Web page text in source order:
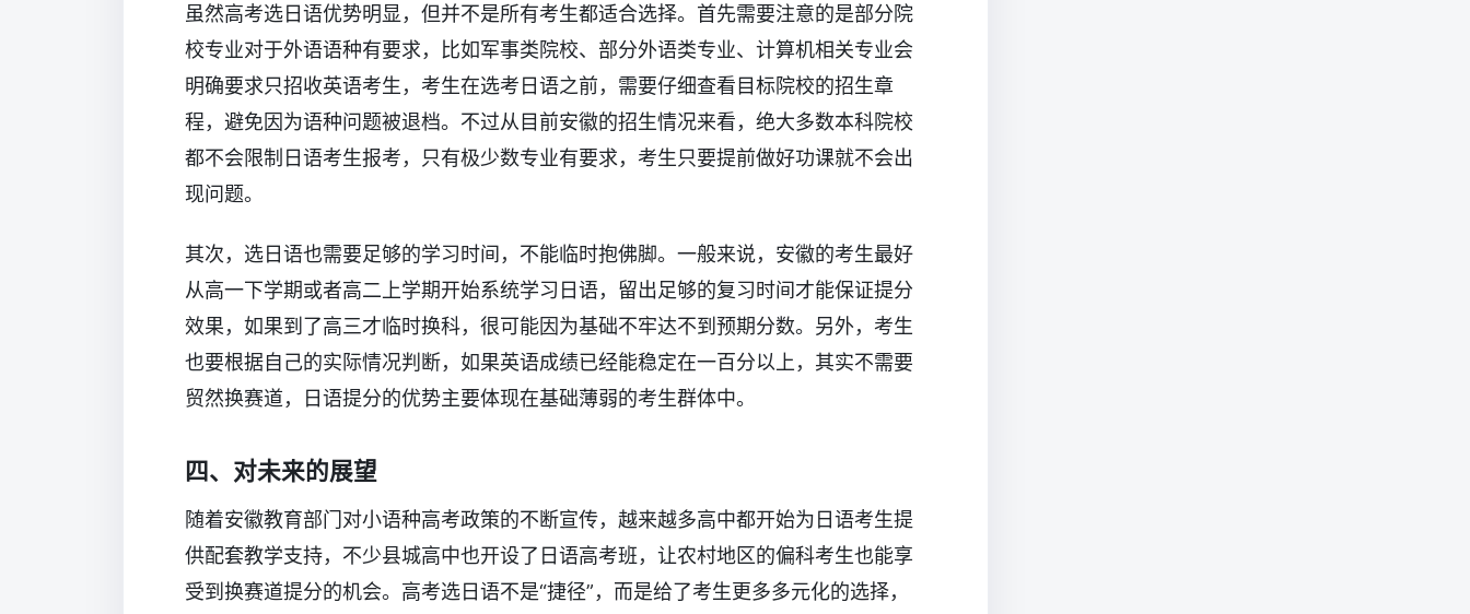
虽然高考选日语优势明显，但并不是所有考生都适合选择。首先需要注意的是部分院
校专业对于外语语种有要求，比如军事类院校、部分外语类专业、计算机相关专业会
明确要求只招收英语考生，考生在选考日语之前，需要仔细查看目标院校的招生章
程，避免因为语种问题被退档。不过从目前安徽的招生情况来看，绝大多数本科院校
都不会限制日语考生报考，只有极少数专业有要求，考生只要提前做好功课就不会出
现问题。
其次，选日语也需要足够的学习时间，不能临时抱佛脚。一般来说，安徽的考生最好
从高一下学期或者高二上学期开始系统学习日语，留出足够的复习时间才能保证提分
效果，如果到了高三才临时换科，很可能因为基础不牢达不到预期分数。另外，考生
也要根据自己的实际情况判断，如果英语成绩已经能稳定在一百分以上，其实不需要
贸然换赛道，日语提分的优势主要体现在基础薄弱的考生群体中。
四、对未来的展望
随着安徽教育部门对小语种高考政策的不断宣传，越来越多高中都开始为日语考生提
供配套教学支持，不少县城高中也开设了日语高考班，让农村地区的偏科考生也能享
受到换赛道提分的机会。高考选日语不是“捷径”，而是给了考生更多多元化的选择，